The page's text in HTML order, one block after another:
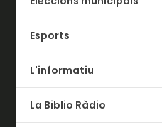
Esports
L'informatiu
La Biblio Ràdio